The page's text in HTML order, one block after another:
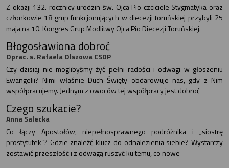
Z okazji 132. rocznicy urodzin św. Ojca Pio czciciele Stygmatyka oraz
członkowie 18 grup funkcjonujących w diecezji toruńskiej przybyli 25
maja na 10. Kongres Grup Modlitwy Ojca Pio Diecezji Toruńskiej.
Błogosławiona dobroć
Oprac. s. Rafaela Olszowa CSDP
Czy dzisiaj nie moglibyśmy żyć pełni radości i odwagi w głoszeniu
Ewangelii? Nimi właśnie Duch Święty obdarowuje nas, gdy z Nim
współpracujemy. Jednym z owoców tej współpracy jest dobroć
Czego szukacie?
Anna Salecka
Co łączy Apostołów, niepełnosprawnego podróżnika i „siostrę
prostytutek”? Gdzie znaleźć klucz do odnalezienia siebie? Wystarczy
zostawić przeszłość i z odwagą ruszyć ku temu, co nowe